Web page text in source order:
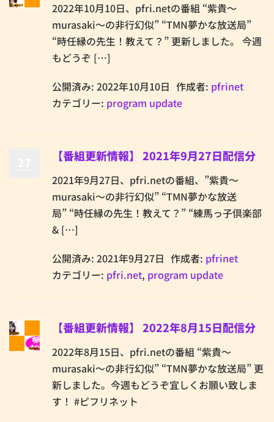
2022年10月10日、pfri.netの番組 “紫貴～
murasaki～の非行幻似” “TMN夢かな放送局”
“時任縁の先生！教えて？” 更新しました。 今週
もどうぞ […]
公開済み: 2022年10月10日 作成者: pfrinet
カテゴリー: program update
【番組更新情報】 2021年9月27日配信分
2021年9月27日、pfri.netの番組、”紫貴～
murasaki～の非行幻似” “TMN夢かな放送
局” “時任縁の先生！教えて？” “練馬っ子倶楽部
& […]
公開済み: 2021年9月27日 作成者: pfrinet
カテゴリー: pfri.net, program update
【番組更新情報】 2022年8月15日配信分
2022年8月15日、pfri.netの番組 “紫貴～
murasaki～の非行幻似” “TMN夢かな放送局” 更
新しました。今週もどうぞ宜しくお願い致しま
す！ #ピフリネット